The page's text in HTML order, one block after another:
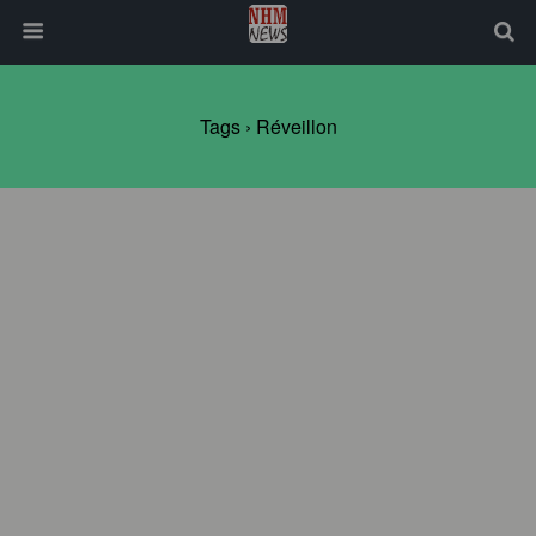
Tags › Réveillon